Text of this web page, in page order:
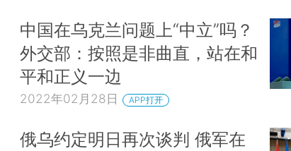
中国在乌克兰问题上“中立”吗？
外交部：按照是非曲直，站在和
平和正义一边
2022年02月28日 APP打开
俄乌约定明日再次谈判 俄军在